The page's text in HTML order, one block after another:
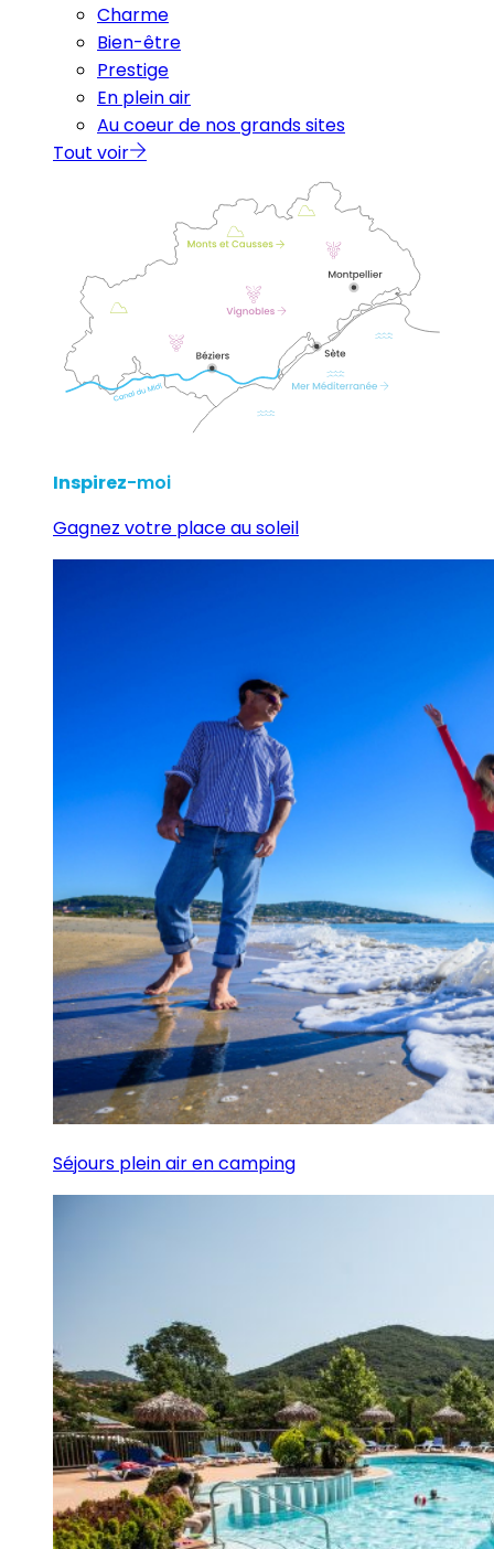
Charme
Bien-être
Prestige
En plein air
Au coeur de nos grands sites
Tout voir
Inspirez-moi
Gagnez votre place au soleil
Séjours plein air en camping